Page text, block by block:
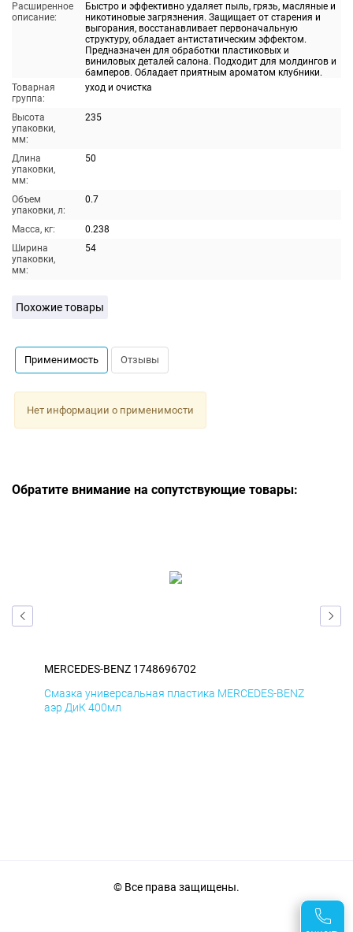
Расширенное
описание:
Быстро и эффективно удаляет пыль, грязь, масляные и
никотиновые загрязнения. Защищает от старения и
выгорания, восстанавливает первоначальную
структуру, обладает антистатическим эффектом.
Предназначен для обработки пластиковых и
виниловых деталей салона. Подходит для молдингов и
бамперов. Обладает приятным ароматом клубники.
Товарная
группа:
уход и очистка
Высота
упаковки,
мм:
235
Длина
упаковки,
мм:
50
Объем
упаковки, л:
0.7
Масса, кг:
0.238
Ширина
упаковки,
мм:
54
Похожие товары
Применимость Отзывы
Нет информации о применимости
Обратите внимание на сопутствующие товары:
MERCEDES-BENZ 1748696702
Смазка универсальная пластика MERCEDES-BENZ
аэр ДиК 400мл
© Все права защищены.